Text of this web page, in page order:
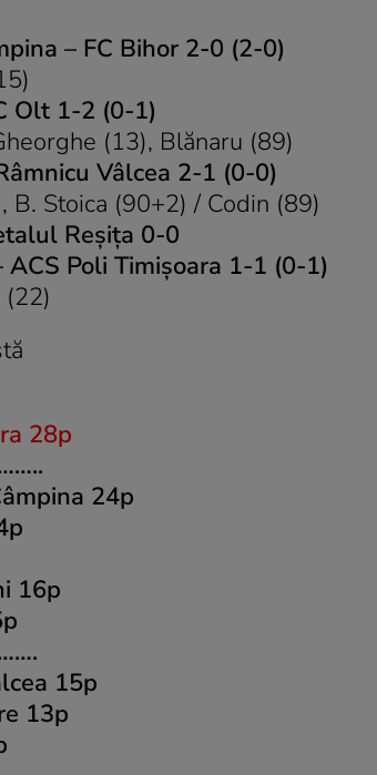
– FC Bihor 2-0 (2-0)
Olt 1-2 (0-1)
(13), Blănaru (89)
Vâlcea 2-1 (0-0)
B. Stoica (90+2) / Codin (89)
Reşiţa 0-0
Poli Timişoara 1-1 (0-1)
(22)
28p
24p
16p
15p
13p